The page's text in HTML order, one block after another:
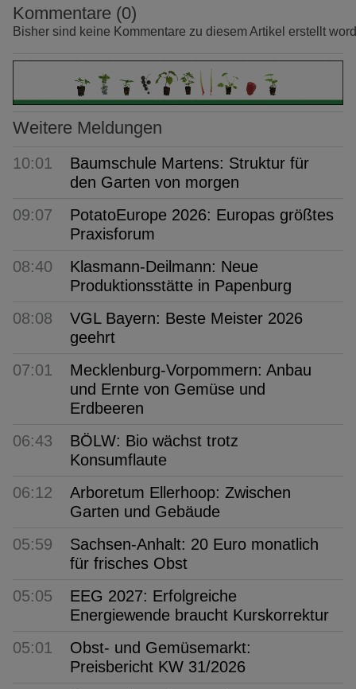
Kommentare (0)
Bisher sind keine Kommentare zu diesem Artikel erstellt
Weitere Meldungen
10:01
Baumschule Martens: Struktur für
den Garten von morgen
09:07
PotatoEurope 2026: Europas größtes
Praxisforum
08:40
Klasmann-Deilmann: Neue
Produktionsstätte in Papenburg
08:08
VGL Bayern: Beste Meister 2026
geehrt
07:01
Mecklenburg-Vorpommern: Anbau
und Ernte von Gemüse und
Erdbeeren
06:43
BÖLW: Bio wächst trotz
Konsumflaute
06:12
Arboretum Ellerhoop: Zwischen
Garten und Gebäude
05:59
Sachsen-Anhalt: 20 Euro monatlich
für frisches Obst
05:05
EEG 2027: Erfolgreiche
Energiewende braucht Kurskorrektur
05:01
Obst- und Gemüsemarkt:
Preisbericht KW 31/2026